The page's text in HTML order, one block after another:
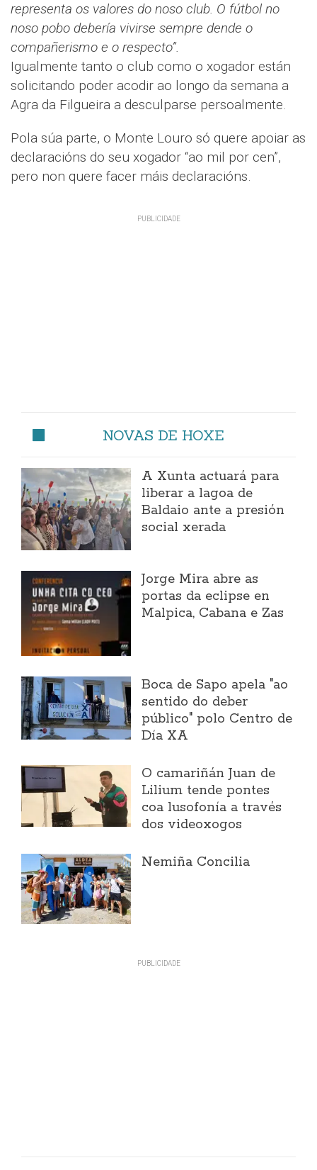
representa os valores do noso club. O fútbol no
noso pobo debería vivirse sempre dende o
compañerismo e o respecto”.
Igualmente tanto o club como o xogador están
solicitando poder acodir ao longo da semana a
Agra da Filgueira a desculparse persoalmente.
Pola súa parte, o Monte Louro só quere apoiar as
declaracións do seu xogador “ao mil por cen”,
pero non quere facer máis declaracións.
NOVAS DE HOXE
A Xunta actuará para
liberar a lagoa de
Baldaio ante a presión
social xerada
Jorge Mira abre as
portas da eclipse en
Malpica, Cabana e Zas
Boca de Sapo apela "ao
sentido do deber
público" polo Centro de
Día XA
O camariñán Juan de
Lilium tende pontes
coa lusofonía a través
dos videoxogos
Nemiña Concilia